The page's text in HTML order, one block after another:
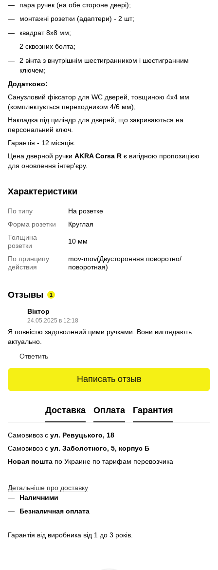
пара ручек (на обе стороне двері);
монтажні розетки (адаптери) - 2 шт;
квадрат 8х8 мм;
2 сквозних болта;
2 вінта з внутрішнім шестигранником і шестигранним
ключем;
Додатково:
Санузловий фіксатор для WC дверей, товщиною 4х4 мм
(комплектується переходником 4/6 мм);
Накладка під циліндр для дверей, що закриваються на
персональний ключ.
Гарантія - 12 місяців.
Цена дверной ручки AKRA Corsa R є вигідною пропозицією
для оновлення інтер'єру.
Характеристики
По типу
На розетке
Форма розетки
Круглая
Толщина
розетки
10 мм
По принципу
действия
mov-mov(Двусторонняя поворотно/
поворотная)
Отзывы 1
Віктор
24.05.2025 в 12:18
Я повністю задоволений цими ручками. Вони виглядають
актуально.
Ответить
Написать отзыв
Доставка Оплата Гарантия
Самовивоз с ул. Ревуцького, 18
Самовивоз с ул. Заболотного, 5, корпус Б
Новая пошта по Украине по тарифам перевозчика
Детальніше про доставку
Наличними
Безналичная оплата
Гарантія від виробника від 1 до 3 років.